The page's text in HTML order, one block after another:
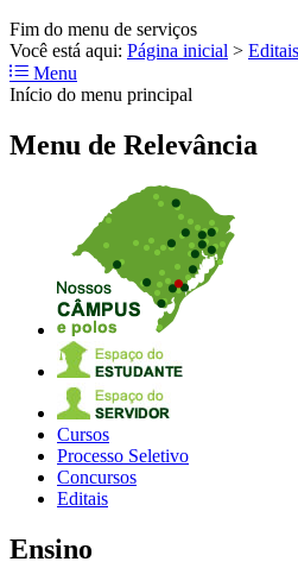
Fim do menu de serviços
Você está aqui: Página inicial >
Menu
Início do menu principal
Menu de Relevância
Cursos
Processo Seletivo
Concursos
Editais
Ensino